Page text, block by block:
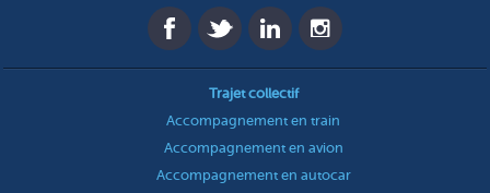
Trajet collectif
Accompagnement en train
Accompagnement en avion
Accompagnement en autocar